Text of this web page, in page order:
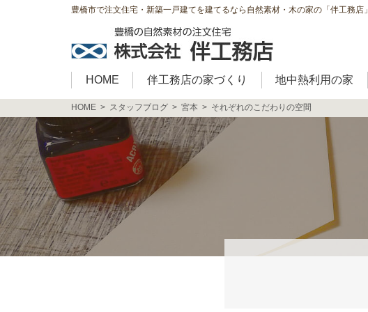
豊橋市で注文住宅・新築一戸建てを建てるなら自然素材・木の家の「伴工務店」
HOME 伴工務店の家づくり 地中熱利用の家
HOME スタッフブログ 宮本 それぞれのこだわりの空間